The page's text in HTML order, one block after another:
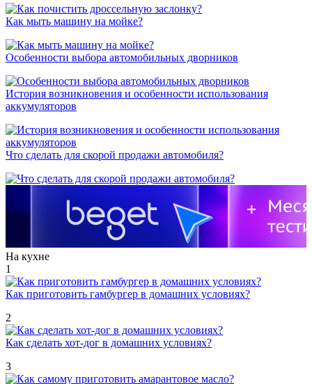
Как мыть машину на мойке?
Особенности выбора автомобильных дворников
История возникновения и особенности использования
аккумуляторов
Что сделать для скорой продажи автомобиля?
На кухне
1
Как приготовить гамбургер в домашних условиях?
2
Как сделать хот-дог в домашних условиях?
3